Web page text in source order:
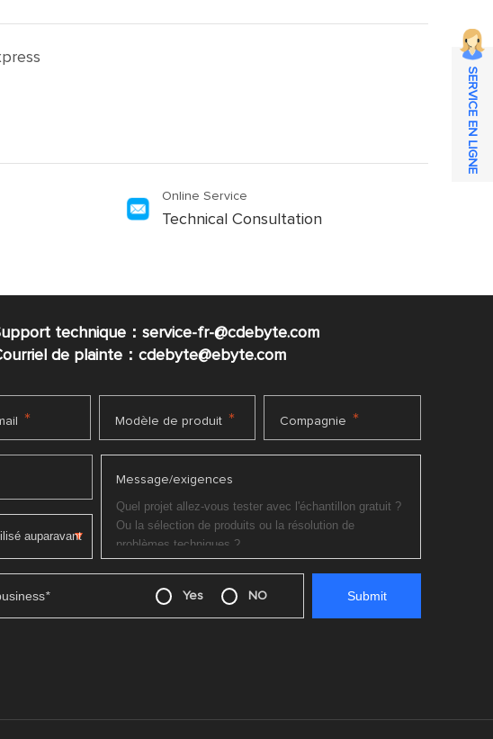
Online Service
Technical Consultation
technique：service-fr-@cdebyte.com
de plainte：cdebyte@ebyte.com
* Modèle de produit * Compagnie *
Message/exigences
* Yes NO
SERVICE EN LIGNE